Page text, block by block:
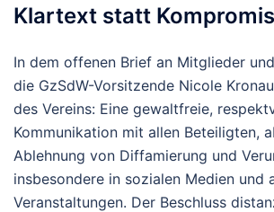
Klartext statt
In dem offenen Brief an Mitglieder
die GzSdW-Vorsitzende Nicole
des Vereins: Eine gewaltfreie,
Kommunikation mit allen Beteiligten,
Ablehnung von Diffamierung und
insbesondere in sozialen Medien und
Veranstaltungen. Der Beschluss